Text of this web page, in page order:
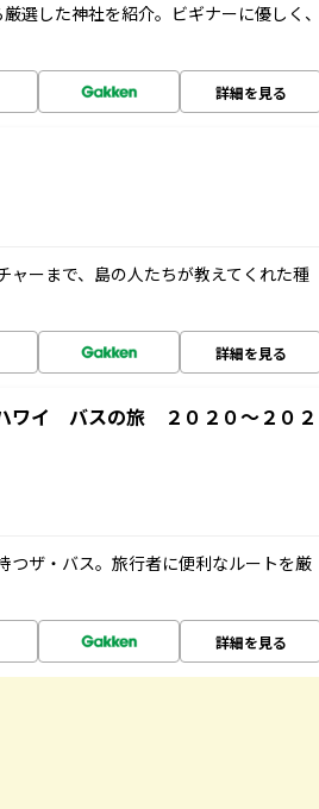
選した神社を紹介。ビギナーに優しく、
詳細を見る
ャーまで、島の人たちが教えてくれた種
詳細を見る
イ バスの旅 ２０２０～２０２
つザ・バス。旅行者に便利なルートを厳
詳細を見る